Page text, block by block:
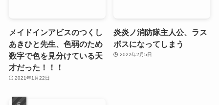
メイドインアビスのつくし
あきひと先生、色弱のため
数字で色を見分けている天
才だった！！！
2021年1月22日
炎炎ノ消防隊主人公、ラス
ボスになってしまう
2022年2月5日